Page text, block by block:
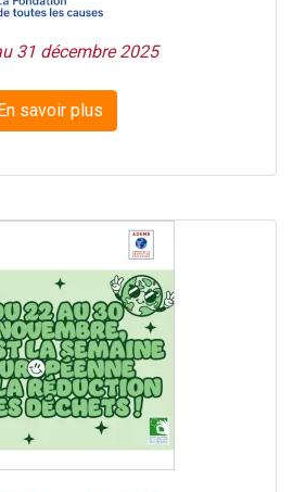
31 décembre 2025
En savoir plus